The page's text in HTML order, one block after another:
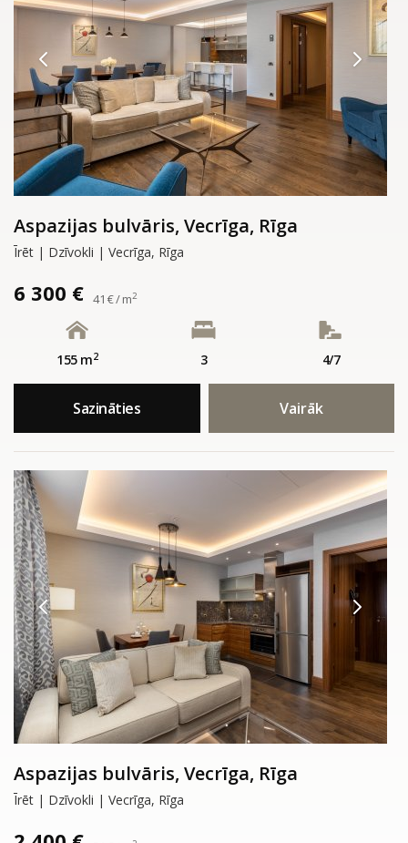
Aspazijas bulvāris, Vecrīga, Rīga
Īrēt | Dzīvokli | Vecrīga, Rīga
6 300 € 41 € / m2
155 m2 3 4/7
Sazināties Vairāk
Aspazijas bulvāris, Vecrīga, Rīga
Īrēt | Dzīvokli | Vecrīga, Rīga